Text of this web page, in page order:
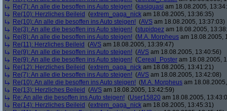
Re(7): An alle die besoffen ins Auto steigen! (kasiquasi am 18.08.2005,
Re(10): Herzliches Beileid (extrem_oaga_nick am 18.08.2005, 13:36:35)
Re(10): An alle die besoffen ins Auto steigen! (AVS am 18.08.2005, 13:37:03)
Re(3): An alle die besoffen ins Auto steigen! (stupidpez am 18.08.2005,
Re(8): An alle die besoffen ins Auto steigen! (M.A. Morpheus am 18.08.2005,
Re(11): Herzliches Beileid (AVS am 18.08.2005, 13:39:47)
Re(9): An alle die besoffen ins Auto steigen! (AVS am 18.08.2005, 13:40:56)
Re(9): An alle die besoffen ins Auto steigen! (Cereal_Poster am 18.08.2005,
Re(12): Herzliches Beileid (extrem_oaga_nick am 18.08.2005, 13:41:21)
Re(7): An alle die besoffen ins Auto steigen! (AVS am 18.08.2005, 13:42:08)
Re(10): An alle die besoffen ins Auto steigen! (M.A. Morpheus am
Re(13): Herzliches Beileid (AVS am 18.08.2005, 13:42:59)
Re: An alle die besoffen ins Auto steigen! (User15820 am 18.08.2005,
Re(14): Herzliches Beileid (extrem_oaga_nick am 18.08.2005, 13:45:31)